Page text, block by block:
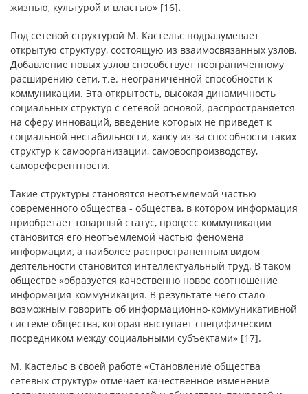
жизнью, культурой и властью» [16].
Под сетевой структурой М. Кастельс подразумевает
открытую структуру, состоящую из взаимосвязанных узлов.
Добавление новых узлов способствует неограниченному
расширению сети, т.е. неограниченной способности к
коммуникации. Эта открытость, высокая динамичность
социальных структур с сетевой основой, распространяется
на сферу инноваций, введение которых не приведет к
социальной нестабильности, хаосу из-за способности таких
структур к самоорганизации, самовоспроизводству,
самореферентности.
Такие структуры становятся неотъемлемой частью
современного общества - общества, в котором информация
приобретает товарный статус, процесс коммуникации
становится его неотъемлемой частью феномена
информации, а наиболее распространенным видом
деятельности становится интеллектуальный труд. В таком
обществе «образуется качественно новое соотношение
информация-коммуникация. В результате чего стало
возможным говорить об информационно-коммуникативной
системе общества, которая выступает специфическим
посредником между социальными субъектами» [17].
М. Кастельс в своей работе «Становление общества
сетевых структур» отмечает качественное изменение